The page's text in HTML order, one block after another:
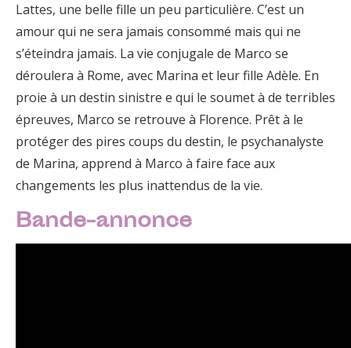
Lattes, une belle fille un peu particulière. C’est un
amour qui ne sera jamais consommé mais qui ne
s’éteindra jamais. La vie conjugale de Marco se
déroulera à Rome, avec Marina et leur fille Adèle. En
proie à un destin sinistre e qui le soumet à de terribles
épreuves, Marco se retrouve à Florence. Prêt à le
protéger des pires coups du destin, le psychanalyste
de Marina, apprend à Marco à faire face aux
changements les plus inattendus de la vie.
Bande-annonce